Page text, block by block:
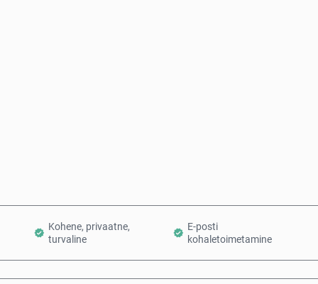
Kohene, privaatne,
turvaline
E-posti
kohaletoimetamine